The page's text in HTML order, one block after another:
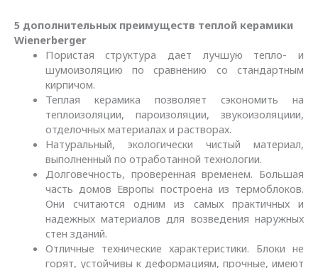
5 дополнительных преимуществ теплой керамики
Wienerberger
Пористая структура дает лучшую тепло- и
шумоизоляцию по сравнению со стандартным
кирпичом.
Теплая керамика позволяет сэкономить на
теплоизоляции, пароизоляции, звукоизоляциии,
отделочных материалах и растворах.
Натуральный, экологически чистый материал,
выполненный по отработанной технологии.
Долговечность, проверенная временем. Большая
часть домов Европы построена из термоблоков.
Они считаются одним из самых практичных и
надежных материалов для возведения наружных
стен зданий.
Отличные технические характеристики. Блоки не
горят, устойчивы к деформациям, прочные, имеют